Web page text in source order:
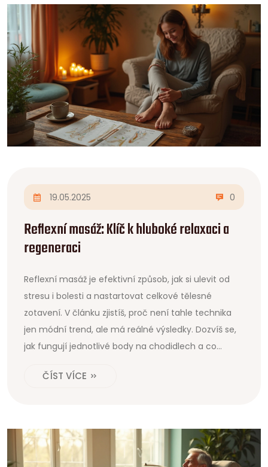
19.05.2025 0
Reflexní masáž: Klíč k hluboké relaxaci a
regeneraci
Reflexní masáž je efektivní způsob, jak si ulevit od
stresu i bolesti a nastartovat celkové tělesné
zotavení. V článku zjistíš, proč není tahle technika
jen módní trend, ale má reálné výsledky. Dozvíš se,
jak fungují jednotlivé body na chodidlech a co
praktické tipy a zajímavé zajímavosti, které tě
odpovědi.
ČÍST VÍCE